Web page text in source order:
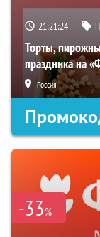
21:21:23
Торты,
праздника на
Россия
-33%